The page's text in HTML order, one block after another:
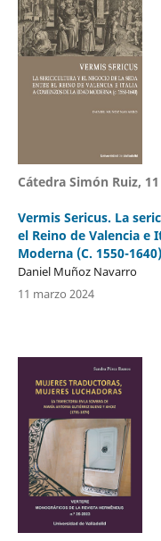
Cátedra Simón Ruiz, 11
Vermis Sericus. La
el Reino de Valencia e
Moderna (C. 1550-1640)
Daniel Muñoz Navarro
11 marzo 2024